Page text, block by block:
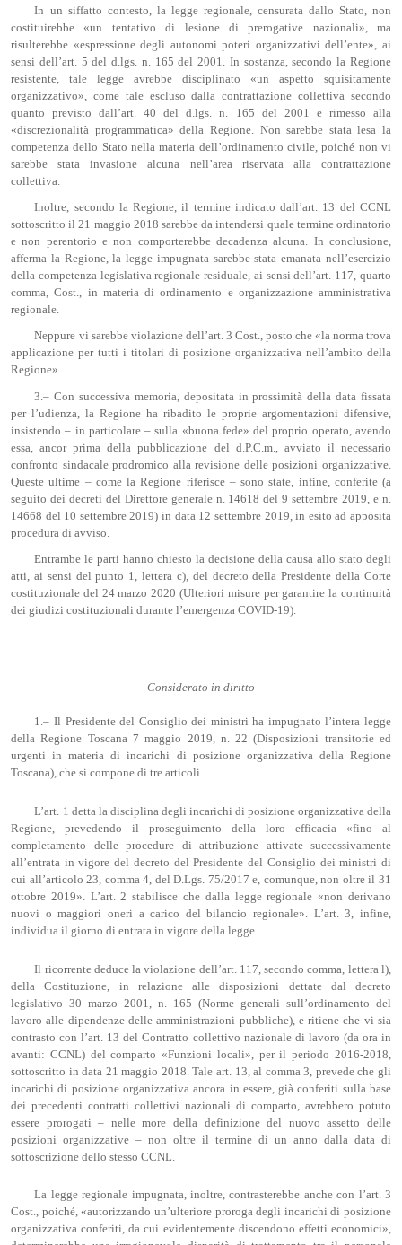
In un siffatto contesto, la legge regionale, censurata dallo Stato, non
costituirebbe «un tentativo di lesione di prerogative nazionali», ma
risulterebbe «espressione degli autonomi poteri organizzativi dell’ente», ai
sensi dell’art. 5 del d.lgs. n. 165 del 2001. In sostanza, secondo la Regione
resistente, tale legge avrebbe disciplinato «un aspetto squisitamente
organizzativo», come tale escluso dalla contrattazione collettiva secondo
quanto previsto dall’art. 40 del d.lgs. n. 165 del 2001 e rimesso alla
«discrezionalità programmatica» della Regione. Non sarebbe stata lesa la
competenza dello Stato nella materia dell’ordinamento civile, poiché non vi
sarebbe stata invasione alcuna nell’area riservata alla contrattazione
collettiva.
Inoltre, secondo la Regione, il termine indicato dall’art. 13 del CCNL
sottoscritto il 21 maggio 2018 sarebbe da intendersi quale termine ordinatorio
e non perentorio e non comporterebbe decadenza alcuna. In conclusione,
afferma la Regione, la legge impugnata sarebbe stata emanata nell’esercizio
della competenza legislativa regionale residuale, ai sensi dell’art. 117, quarto
comma, Cost., in materia di ordinamento e organizzazione amministrativa
regionale.
Neppure vi sarebbe violazione dell’art. 3 Cost., posto che «la norma trova
applicazione per tutti i titolari di posizione organizzativa nell’ambito della
Regione».
3.– Con successiva memoria, depositata in prossimità della data fissata
per l’udienza, la Regione ha ribadito le proprie argomentazioni difensive,
insistendo – in particolare – sulla «buona fede» del proprio operato, avendo
essa, ancor prima della pubblicazione del d.P.C.m., avviato il necessario
confronto sindacale prodromico alla revisione delle posizioni organizzative.
Queste ultime – come la Regione riferisce – sono state, infine, conferite (a
seguito dei decreti del Direttore generale n. 14618 del 9 settembre 2019, e n.
14668 del 10 settembre 2019) in data 12 settembre 2019, in esito ad apposita
procedura di avviso.
Entrambe le parti hanno chiesto la decisione della causa allo stato degli
atti, ai sensi del punto 1, lettera c), del decreto della Presidente della Corte
costituzionale del 24 marzo 2020 (Ulteriori misure per garantire la continuità
dei giudizi costituzionali durante l’emergenza COVID-19).
Considerato in diritto
1.– Il Presidente del Consiglio dei ministri ha impugnato l’intera legge
della Regione Toscana 7 maggio 2019, n. 22 (Disposizioni transitorie ed
urgenti in materia di incarichi di posizione organizzativa della Regione
Toscana), che si compone di tre articoli.
L’art. 1 detta la disciplina degli incarichi di posizione organizzativa della
Regione, prevedendo il proseguimento della loro efficacia «fino al
completamento delle procedure di attribuzione attivate successivamente
all’entrata in vigore del decreto del Presidente del Consiglio dei ministri di
cui all’articolo 23, comma 4, del D.Lgs. 75/2017 e, comunque, non oltre il 31
ottobre 2019». L’art. 2 stabilisce che dalla legge regionale «non derivano
nuovi o maggiori oneri a carico del bilancio regionale». L’art. 3, infine,
individua il giorno di entrata in vigore della legge.
Il ricorrente deduce la violazione dell’art. 117, secondo comma, lettera l),
della Costituzione, in relazione alle disposizioni dettate dal decreto
legislativo 30 marzo 2001, n. 165 (Norme generali sull’ordinamento del
lavoro alle dipendenze delle amministrazioni pubbliche), e ritiene che vi sia
contrasto con l’art. 13 del Contratto collettivo nazionale di lavoro (da ora in
avanti: CCNL) del comparto «Funzioni locali», per il periodo 2016-2018,
sottoscritto in data 21 maggio 2018. Tale art. 13, al comma 3, prevede che gli
incarichi di posizione organizzativa ancora in essere, già conferiti sulla base
dei precedenti contratti collettivi nazionali di comparto, avrebbero potuto
essere prorogati – nelle more della definizione del nuovo assetto delle
posizioni organizzative – non oltre il termine di un anno dalla data di
sottoscrizione dello stesso CCNL.
La legge regionale impugnata, inoltre, contrasterebbe anche con l’art. 3
Cost., poiché, «autorizzando un’ulteriore proroga degli incarichi di posizione
organizzativa conferiti, da cui evidentemente discendono effetti economici»,